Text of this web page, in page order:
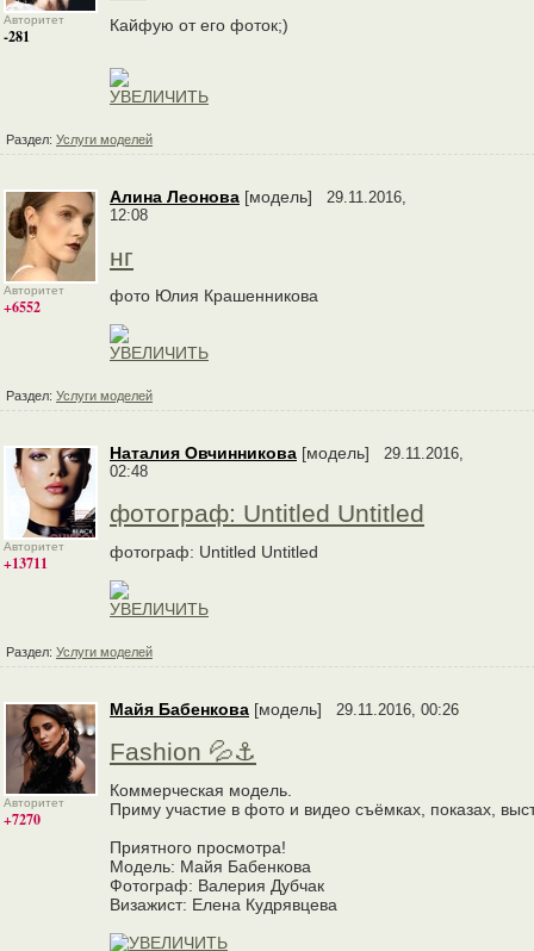
Авторитет
-281
Кайфую от его фоток;)
Раздел: Услуги моделей
Авторитет
+6552
Алина Леонова [модель]
29.11.2016,
12:08
нг
фото Юлия Крашенникова
Раздел: Услуги моделей
Авторитет
+13711
Наталия Овчинникова [модель]
29.11.2016,
02:48
фотограф: Untitled Untitled
фотограф: Untitled Untitled
Раздел: Услуги моделей
Авторитет
+7270
Майя Бабенкова [модель] 29.11.2016, 00:26
Fashion 💦⚓
Коммерческая модель.
Приму участие в фото и видео съёмках, показах,
Приятного просмотра!
Модель: Майя Бабенкова
Фотограф: Валерия Дубчак
Визажист: Елена Кудрявцева